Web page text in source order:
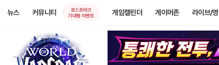
뉴스 커뮤니티
로스트아크
기대평 이벤트
게임캘린더 게이머존 라이브/